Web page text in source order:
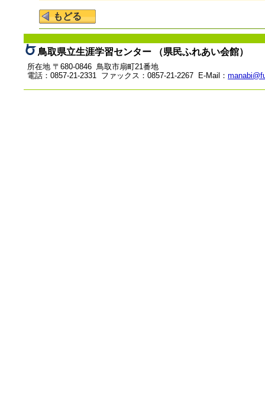
鳥取県立生涯学習センター （県民ふれあい会館）
所在地 〒680-0846 鳥取市扇町21番地
電話：0857-21-2331 ファックス：0857-21-2267 E-Mail：